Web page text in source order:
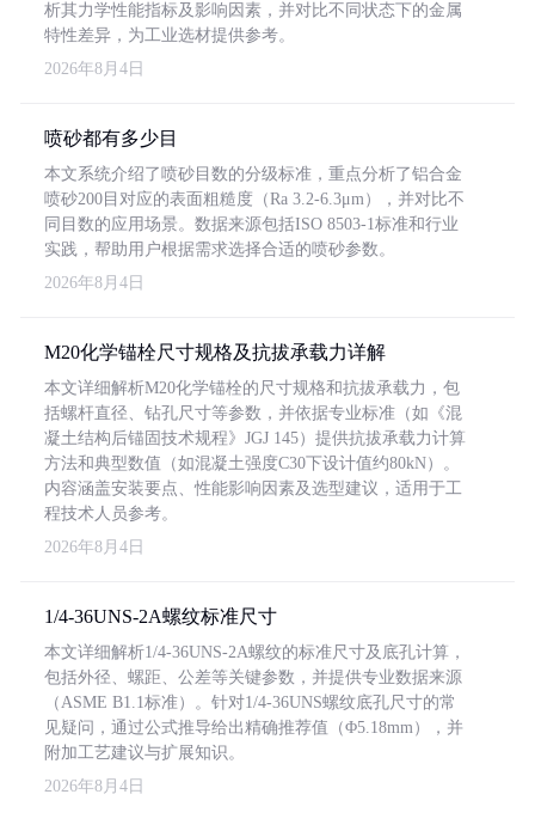
析其力学性能指标及影响因素，并对比不同状态下的金属
特性差异，为工业选材提供参考。
2026年8月4日
喷砂都有多少目
本文系统介绍了喷砂目数的分级标准，重点分析了铝合金
喷砂200目对应的表面粗糙度（Ra 3.2-6.3μm），并对比不
同目数的应用场景。数据来源包括ISO 8503-1标准和行业
实践，帮助用户根据需求选择合适的喷砂参数。
2026年8月4日
M20化学锚栓尺寸规格及抗拔承载力详解
本文详细解析M20化学锚栓的尺寸规格和抗拔承载力，包
括螺杆直径、钻孔尺寸等参数，并依据专业标准（如《混
凝土结构后锚固技术规程》JGJ 145）提供抗拔承载力计算
方法和典型数值（如混凝土强度C30下设计值约80kN）。
内容涵盖安装要点、性能影响因素及选型建议，适用于工
程技术人员参考。
2026年8月4日
1/4-36UNS-2A螺纹标准尺寸
本文详细解析1/4-36UNS-2A螺纹的标准尺寸及底孔计算，
包括外径、螺距、公差等关键参数，并提供专业数据来源
（ASME B1.1标准）。针对1/4-36UNS螺纹底孔尺寸的常
见疑问，通过公式推导给出精确推荐值（Φ5.18mm），并
附加工艺建议与扩展知识。
2026年8月4日